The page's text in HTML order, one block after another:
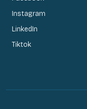
Instagram
LinkedIn
Tiktok